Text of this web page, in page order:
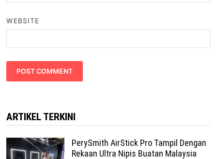
WEBSITE
ARTIKEL TERKINI
PerySmith AirStick Pro Tampil Dengan
Rekaan Ultra Nipis Buatan Malaysia